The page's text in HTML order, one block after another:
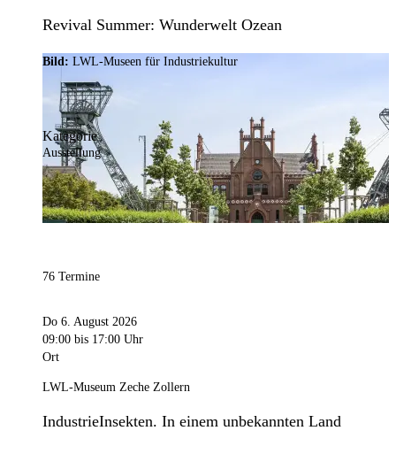
Revival Summer: Wunderwelt Ozean
Bild: LWL-Museen für Industriekultur
Kategorie
Ausstellung
76 Termine
Do 6. August 2026
09:00 bis 17:00 Uhr
Ort
LWL-Museum Zeche Zollern
IndustrieInsekten. In einem unbekannten Land